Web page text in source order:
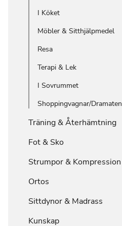
I Köket
Möbler & Sitthjälpmedel
Resa
Terapi & Lek
I Sovrummet
Shoppingvagnar/Dramaten
Träning & Återhämtning
Fot & Sko
Strumpor & Kompression
Ortos
Sittdynor & Madrass
Kunskap